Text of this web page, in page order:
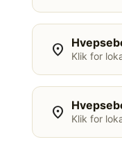
location_on Klik for
location_on Klik for